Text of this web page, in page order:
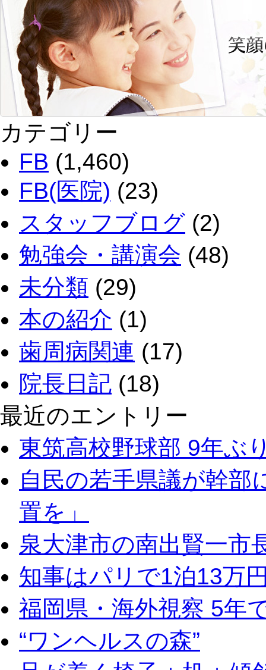
カテゴリー
FB (1,460)
FB(医院) (23)
スタッフブログ (2)
勉強会・講演会 (48)
未分類 (29)
本の紹介 (1)
歯周病関連 (17)
院長日記 (18)
最近のエントリー
東筑高校野球部 9年ぶ
自民の若手県議が幹部
置を」
泉大津市の南出賢一市
知事はパリで1泊13万
福岡県・海外視察 5年
“ワンヘルスの森”